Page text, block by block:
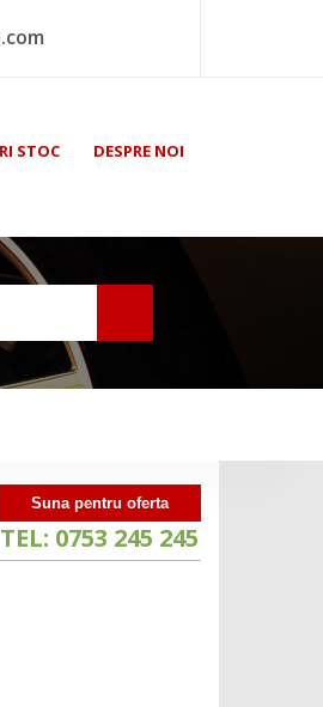
STOC DESPRE NOI
Suna pentru oferta
TEL: 0753 245 245